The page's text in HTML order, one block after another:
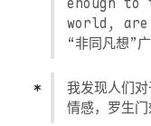
enough to
world, are
“非同凡想”
我发现人们
情感，罗生门